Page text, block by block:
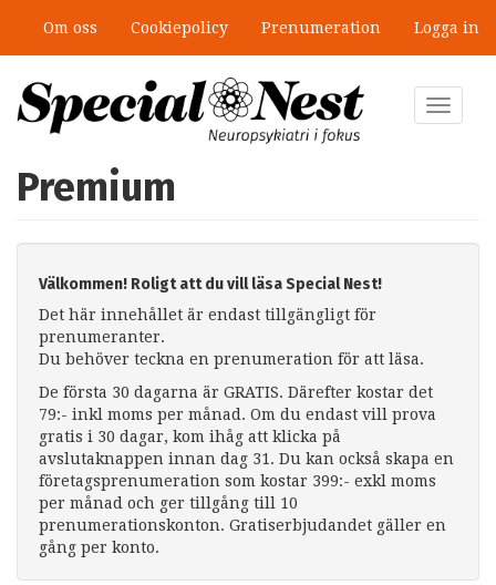
huvudinnehåll
Om oss Cookiepolicy Prenumeration Logga in
Toggle
Premium
Välkommen! Roligt att du vill läsa Special Nest!
Det här innehållet är endast tillgängligt för
prenumeranter.
Du behöver teckna en prenumeration för att läsa.
De första 30 dagarna är GRATIS. Därefter kostar det
79:- inkl moms per månad. Om du endast vill prova
gratis i 30 dagar, kom ihåg att klicka på
avslutaknappen innan dag 31. Du kan också skapa en
företagsprenumeration som kostar 399:- exkl moms
per månad och ger tillgång till 10
prenumerationskonton. Gratiserbjudandet gäller en
gång per konto.